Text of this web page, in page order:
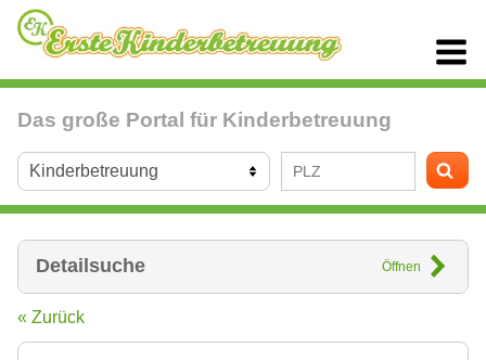
Das große Portal für Kinderbetreuung
Detailsuche Öffnen
« Zurück